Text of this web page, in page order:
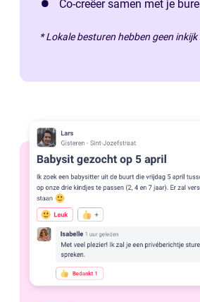
Co-creëer samen met je
* Lokale besturen hebben geen